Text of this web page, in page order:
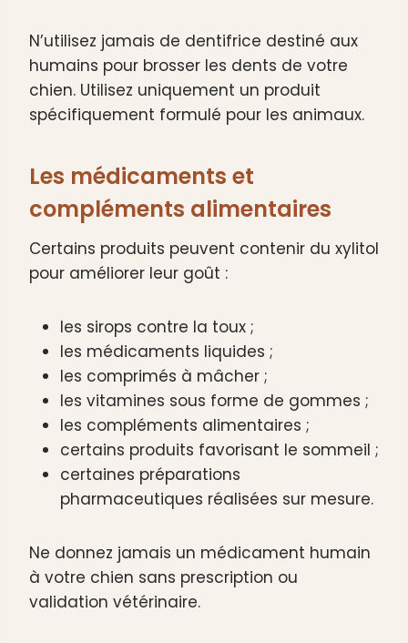
N’utilisez jamais de dentifrice destiné aux
humains pour brosser les dents de votre
chien. Utilisez uniquement un produit
spécifiquement formulé pour les animaux.
Les médicaments et
compléments alimentaires
Certains produits peuvent contenir du xylitol
pour améliorer leur goût :
les sirops contre la toux ;
les médicaments liquides ;
les comprimés à mâcher ;
les vitamines sous forme de gommes ;
les compléments alimentaires ;
certains produits favorisant le sommeil ;
certaines préparations
pharmaceutiques réalisées sur mesure.
Ne donnez jamais un médicament humain
à votre chien sans prescription ou
validation vétérinaire.